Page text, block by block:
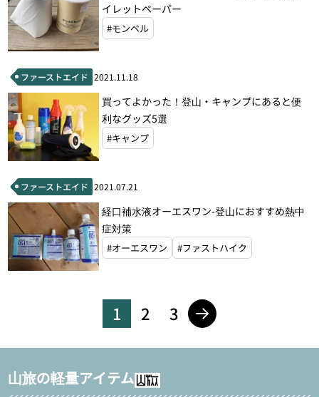
イレットペーパー
#モンベル
ファーストエイド 2021.11.18
買ってよかった！登山・キャンプにあると便
利なグッズ5選
#キャンプ
ファーストエイド 2021.07.21
経口補水液オーエスワン-登山におすすめ熱中
症対策
#オーエスワン #ファストハイク
1 2 3
山旅の軽量アイテム